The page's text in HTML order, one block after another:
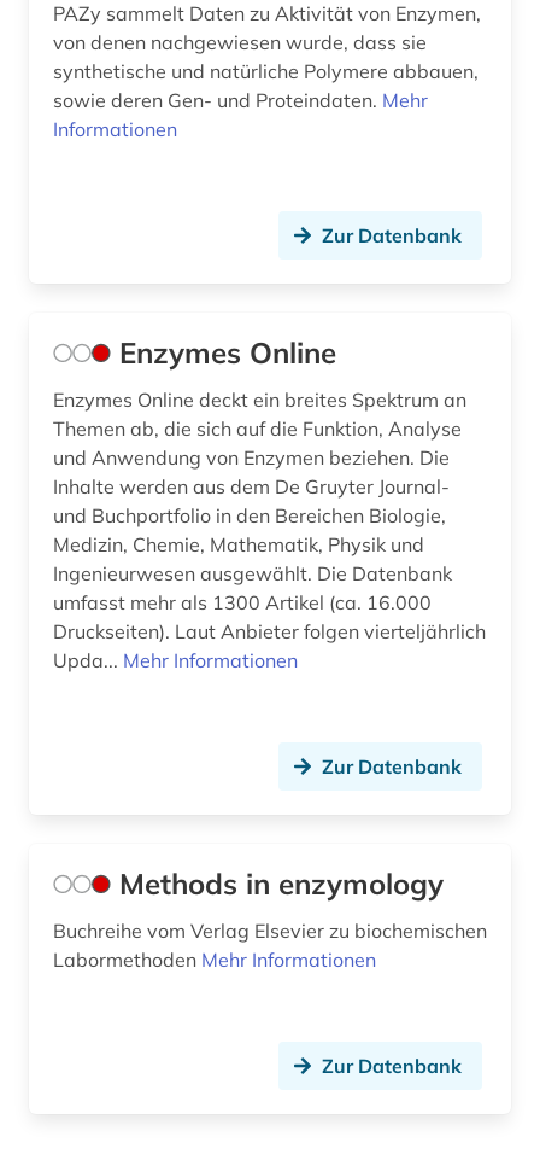
PAZy sammelt Daten zu Aktivität von Enzymen,
von denen nachgewiesen wurde, dass sie
synthetische und natürliche Polymere abbauen,
sowie deren Gen- und Proteindaten. Mehr
Informationen
Zur Datenbank
Enzymes Online
Enzymes Online deckt ein breites Spektrum an
Themen ab, die sich auf die Funktion, Analyse
und Anwendung von Enzymen beziehen. Die
Inhalte werden aus dem De Gruyter Journal-
und Buchportfolio in den Bereichen Biologie,
Medizin, Chemie, Mathematik, Physik und
Ingenieurwesen ausgewählt. Die Datenbank
umfasst mehr als 1300 Artikel (ca. 16.000
Druckseiten). Laut Anbieter folgen vierteljährlich
Upda... Mehr Informationen
Zur Datenbank
Methods in enzymology
Buchreihe vom Verlag Elsevier zu biochemischen
Labormethoden Mehr Informationen
Zur Datenbank